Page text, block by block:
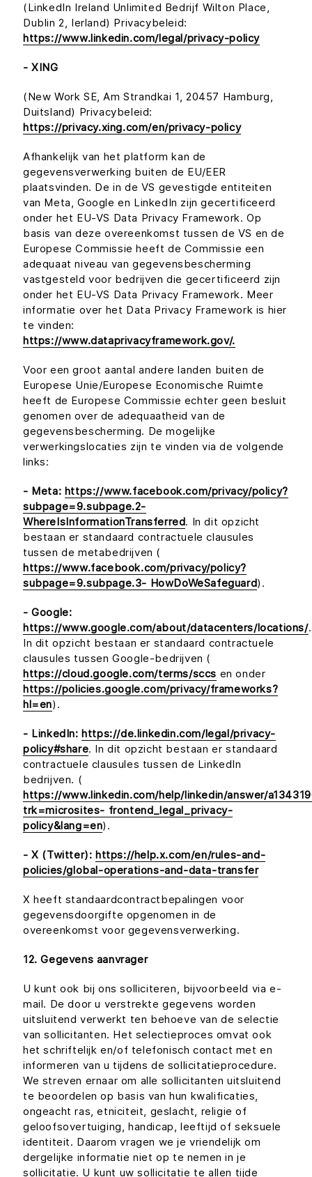
(LinkedIn Ireland Unlimited Bedrijf Wilton Place,
Dublin 2, Ierland) Privacybeleid:
https://www.linkedin.com/legal/privacy-policy
- XING
(New Work SE, Am Strandkai 1, 20457 Hamburg,
Duitsland) Privacybeleid:
https://privacy.xing.com/en/privacy-policy
Afhankelijk van het platform kan de
gegevensverwerking buiten de EU/EER
plaatsvinden. De in de VS gevestigde entiteiten
van Meta, Google en LinkedIn zijn gecertificeerd
onder het EU-VS Data Privacy Framework. Op
basis van deze overeenkomst tussen de VS en de
Europese Commissie heeft de Commissie een
adequaat niveau van gegevensbescherming
vastgesteld voor bedrijven die gecertificeerd zijn
onder het EU-VS Data Privacy Framework. Meer
informatie over het Data Privacy Framework is hier
te vinden:
https://www.dataprivacyframework.gov/.
Voor een groot aantal andere landen buiten de
Europese Unie/Europese Economische Ruimte
heeft de Europese Commissie echter geen besluit
genomen over de adequaatheid van de
gegevensbescherming. De mogelijke
verwerkingslocaties zijn te vinden via de volgende
links:
- Meta: https://www.facebook.com/privacy/policy?
subpage=9.subpage.2-
WhereIsInformationTransferred. In dit opzicht
bestaan er standaard contractuele clausules
tussen de metabedrijven (
https://www.facebook.com/privacy/policy?
subpage=9.subpage.3- HowDoWeSafeguard).
- Google:
https://www.google.com/about/datacenters/locations/.
In dit opzicht bestaan er standaard contractuele
clausules tussen Google-bedrijven (
https://cloud.google.com/terms/sccs en onder
https://policies.google.com/privacy/frameworks?
hl=en).
- LinkedIn: https://de.linkedin.com/legal/privacy-
policy#share. In dit opzicht bestaan er standaard
contractuele clausules tussen de LinkedIn
bedrijven. (
https://www.linkedin.com/help/linkedin/answer/
trk=microsites- frontend_legal_privacy-
policy&lang=en).
- X (Twitter): https://help.x.com/en/rules-and-
policies/global-operations-and-data-transfer
X heeft standaardcontractbepalingen voor
gegevensdoorgifte opgenomen in de
overeenkomst voor gegevensverwerking.
12. Gegevens aanvrager
U kunt ook bij ons solliciteren, bijvoorbeeld via e-
mail. De door u verstrekte gegevens worden
uitsluitend verwerkt ten behoeve van de selectie
van sollicitanten. Het selectieproces omvat ook
het schriftelijk en/of telefonisch contact met en
informeren van u tijdens de sollicitatieprocedure.
We streven ernaar om alle sollicitanten uitsluitend
te beoordelen op basis van hun kwalificaties,
ongeacht ras, etniciteit, geslacht, religie of
geloofsovertuiging, handicap, leeftijd of seksuele
identiteit. Daarom vragen we je vriendelijk om
dergelijke informatie niet op te nemen in je
sollicitatie. U kunt uw sollicitatie te allen tijde